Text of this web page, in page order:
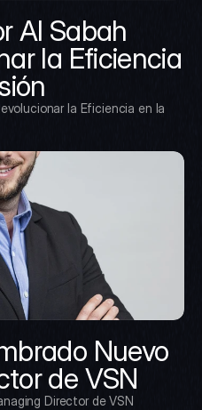
Al Sabah
la Eficiencia
la Eficiencia en la
Nuevo
de VSN
Director de VSN